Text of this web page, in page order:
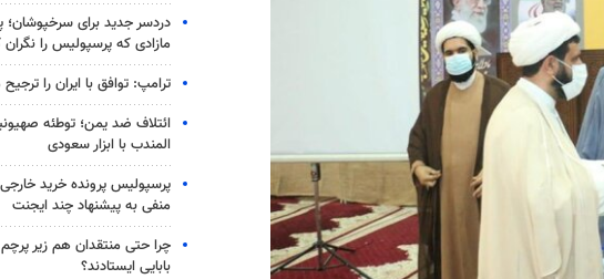
دردسر جدید برای سرخپوشان؛
مازادی که پرسپولیس را نگران
ترامپ: توافق با ایران را
ائتلاف ضد یمن؛ توطئه
المندب با ابزار سعودی
پرسپولیس پرونده خرید
منفی به پیشنهاد چند ایجنت
چرا حتی منتقدان هم زیر
بابایی ایستادند؟